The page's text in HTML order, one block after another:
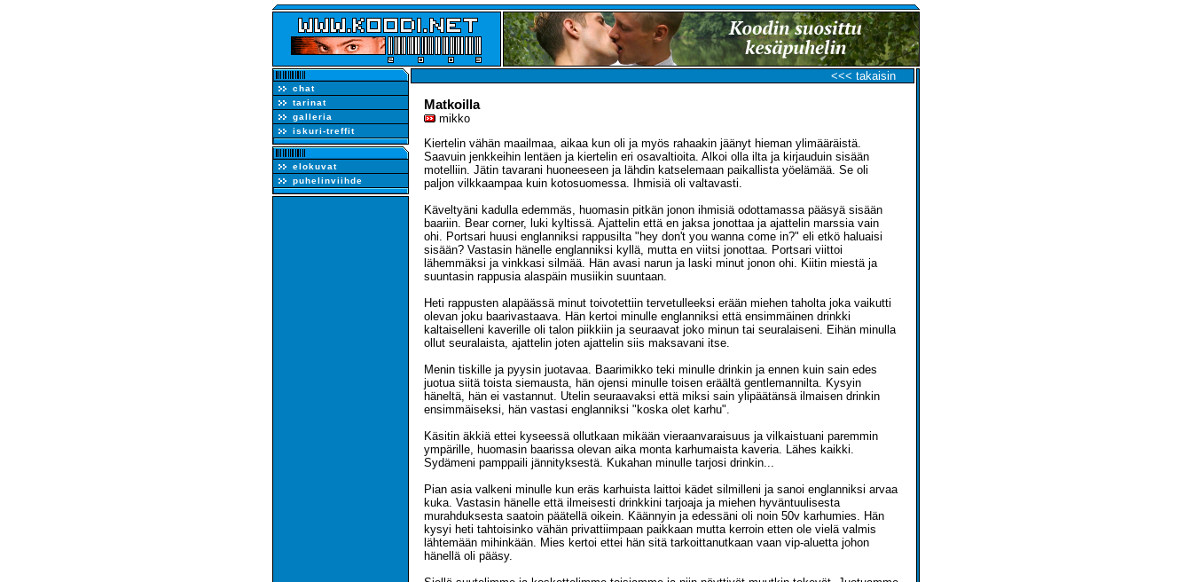
chat
tarinat
galleria
iskuri-treffit
elokuvat
puhelinviihde
<<< takaisin
Matkoilla
mikko
Kiertelin vähän maailmaa, aikaa kun oli ja myös rahaakin jäänyt hieman ylimääräistä.
Saavuin jenkkeihin lentäen ja kiertelin eri osavaltioita. Alkoi olla ilta ja kirjauduin sisään
motelliin. Jätin tavarani huoneeseen ja lähdin katselemaan paikallista yöelämää. Se oli
paljon vilkkaampaa kuin kotosuomessa. Ihmisiä oli valtavasti.
Käveltyäni kadulla edemmäs, huomasin pitkän jonon ihmisiä odottamassa pääsyä sisään
baariin. Bear corner, luki kyltissä. Ajattelin että en jaksa jonottaa ja ajattelin marssia vain
ohi. Portsari huusi englanniksi rappusilta "hey don't you wanna come in?" eli etkö haluaisi
sisään? Vastasin hänelle englanniksi kyllä, mutta en viitsi jonottaa. Portsari viittoi
lähemmäksi ja vinkkasi silmää. Hän avasi narun ja laski minut jonon ohi. Kiitin miestä ja
suuntasin rappusia alaspäin musiikin suuntaan.
Heti rappusten alapäässä minut toivotettiin tervetulleeksi erään miehen taholta joka vaikutti
olevan joku baarivastaava. Hän kertoi minulle englanniksi että ensimmäinen drinkki
kaltaiselleni kaverille oli talon piikkiin ja seuraavat joko minun tai seuralaiseni. Eihän minulla
ollut seuralaista, ajattelin joten ajattelin siis maksavani itse.
Menin tiskille ja pyysin juotavaa. Baarimikko teki minulle drinkin ja ennen kuin sain edes
juotua siitä toista siemausta, hän ojensi minulle toisen eräältä gentlemannilta. Kysyin
häneltä, hän ei vastannut. Utelin seuraavaksi että miksi sain ylipäätänsä ilmaisen drinkin
ensimmäiseksi, hän vastasi englanniksi "koska olet karhu".
Käsitin äkkiä ettei kyseessä ollutkaan mikään vieraanvaraisuus ja vilkaistuani paremmin
ympärille, huomasin baarissa olevan aika monta karhumaista kaveria. Lähes kaikki.
Sydämeni pamppaili jännityksestä. Kukahan minulle tarjosi drinkin...
Pian asia valkeni minulle kun eräs karhuista laittoi kädet silmilleni ja sanoi englanniksi arvaa
kuka. Vastasin hänelle että ilmeisesti drinkkini tarjoaja ja miehen hyväntuulisesta
murahduksesta saatoin päätellä oikein. Käännyin ja edessäni oli noin 50v karhumies. Hän
kysyi heti tahtoisinko vähän privattiimpaan paikkaan mutta kerroin etten ole vielä valmis
lähtemään mihinkään. Mies kertoi ettei hän sitä tarkoittanutkaan vaan vip-aluetta johon
hänellä oli pääsy.